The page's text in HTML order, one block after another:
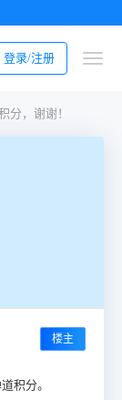
登录/注册
分，谢谢！
楼主
积分。